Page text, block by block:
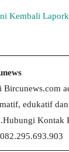
Kembali
Bircunews.com
edukatif dan
Kontak